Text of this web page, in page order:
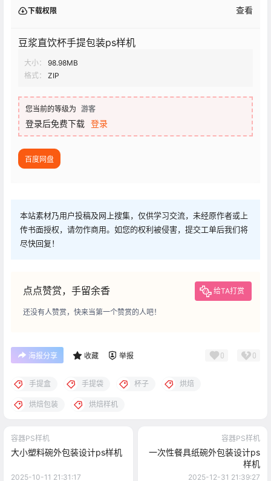
下载权限 查看
豆浆直饮杯手提包装ps样机
大小：
98.98MB
格式：
ZIP
您当前的等级为 游客
登录后免费下载 登录
百度网盘
本站素材乃用户投稿及网上搜集，仅供学习交流，未经原作者或上
传书面授权，请勿作商用。如您的权利被侵害，提交工单后我们将
尽快回复！
点点赞赏，手留余香 给TA打赏
还没有人赞赏，快来当第一个赞赏的人吧！
海报分享 收藏 举报 0 0
手提盒 手提袋 杯子 烘焙
烘焙包装 烘焙样机
容器PS样机
大小塑料碗外包装设计ps样机
2025-10-11 21:31:17
容器PS样机
一次性餐具纸碗外包装设计ps
样机
2025-12-31 21:39:27